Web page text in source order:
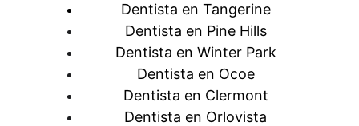
Dentista en Tangerine
Dentista en Pine Hills
Dentista en Winter Park
Dentista en Ocoe
Dentista en Clermont
Dentista en Orlovista